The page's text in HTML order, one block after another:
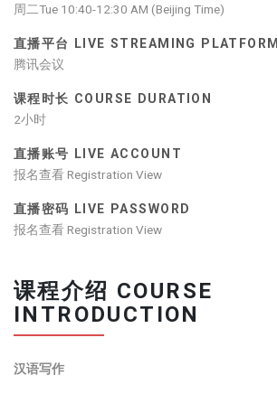
周二Tue 10:40-12:30 AM (Beijing Time)
直播平台 LIVE STREAMING PLATFORM
腾讯会议
课程时长 COURSE DURATION
2小时
直播账号 LIVE ACCOUNT
报名查看 Registration View
直播密码 LIVE PASSWORD
报名查看 Registration View
课程介绍 COURSE
INTRODUCTION
汉语写作